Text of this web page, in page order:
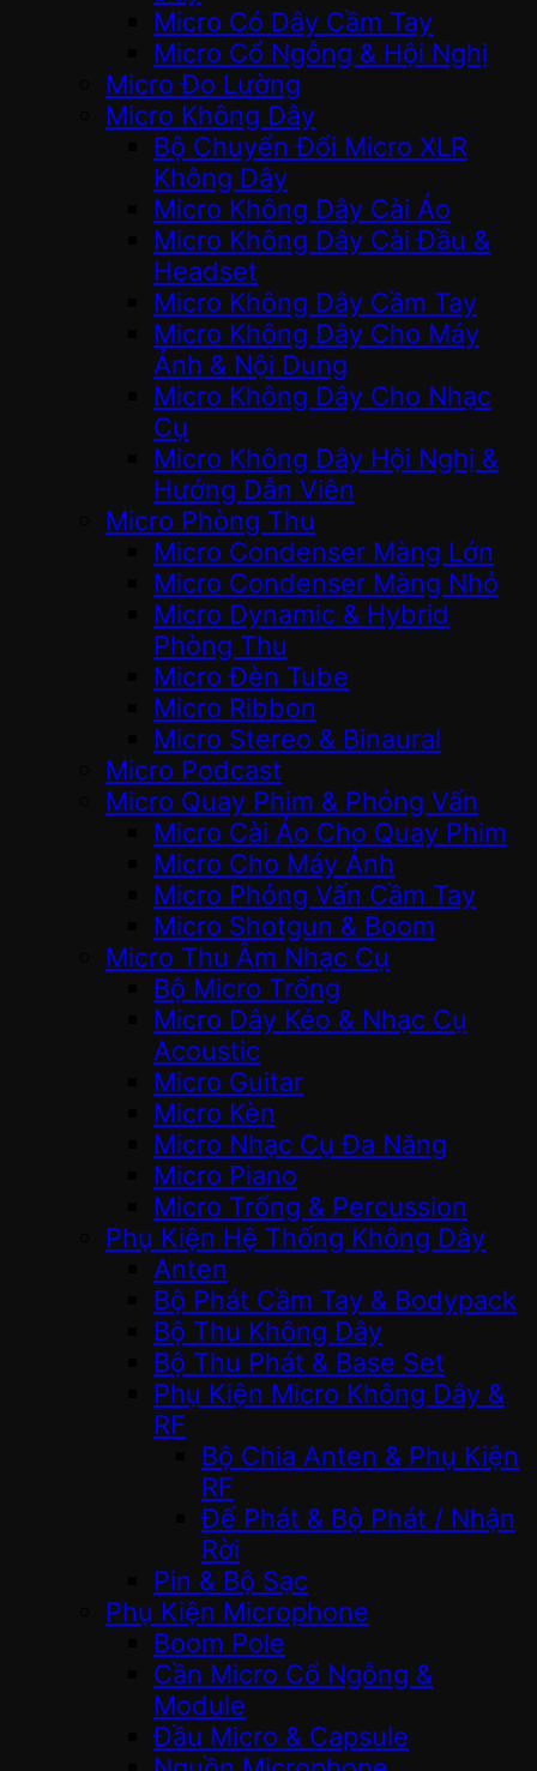
Micro Có Dây Cầm Tay
Micro Cổ Ngỗng & Hội Nghị
Micro Đo Lường
Micro Không Dây
Bộ Chuyển Đổi Micro XLR
Không Dây
Micro Không Dây Cài Áo
Micro Không Dây Cài Đầu &
Headset
Micro Không Dây Cầm Tay
Micro Không Dây Cho Máy
Ảnh & Nội Dung
Micro Không Dây Cho Nhạc
Cụ
Micro Không Dây Hội Nghị &
Hướng Dẫn Viên
Micro Phòng Thu
Micro Condenser Màng Lớn
Micro Condenser Màng Nhỏ
Micro Dynamic & Hybrid
Phòng Thu
Micro Đèn Tube
Micro Ribbon
Micro Stereo & Binaural
Micro Podcast
Micro Quay Phim & Phỏng Vấn
Micro Cài Áo Cho Quay Phim
Micro Cho Máy Ảnh
Micro Phỏng Vấn Cầm Tay
Micro Shotgun & Boom
Micro Thu Âm Nhạc Cụ
Bộ Micro Trống
Micro Dây Kéo & Nhạc Cụ
Acoustic
Micro Guitar
Micro Kèn
Micro Nhạc Cụ Đa Năng
Micro Piano
Micro Trống & Percussion
Phụ Kiện Hệ Thống Không Dây
Anten
Bộ Phát Cầm Tay & Bodypack
Bộ Thu Không Dây
Bộ Thu Phát & Base Set
Phụ Kiện Micro Không Dây &
RF
Bộ Chia Anten & Phụ Kiện
RF
Đế Phát & Bộ Phát / Nhận
Rời
Pin & Bộ Sạc
Phụ Kiện Microphone
Boom Pole
Cần Micro Cổ Ngỗng &
Module
Đầu Micro & Capsule